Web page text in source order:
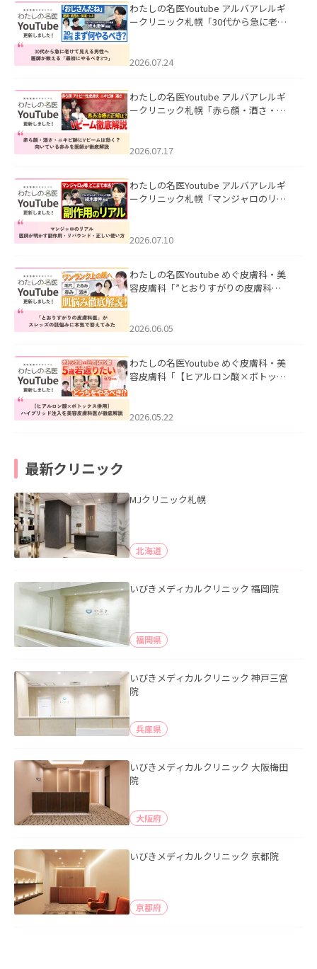
わたしの名医Youtube アルバアレルギ
ークリニック札幌「30代から急に老け
た。
2026.07.24
わたしの名医Youtube アルバアレルギ
ークリニック札幌「赤ら顔・酒さ・ニ
した。
2026.07.17
わたしの名医Youtube アルバアレルギ
ークリニック札幌「マンジャロのリア
た。
2026.07.10
わたしの名医Youtube めぐ皮膚科・美
容皮膚科「”とおりすがりの皮膚科
2026.06.05
わたしの名医Youtube めぐ皮膚科・美
容皮膚科「【ヒアルロン酸×ボトック
た。
2026.05.22
最新クリニック
MJクリニック札幌
北海道
いびきメディカルクリニック 福岡院
福岡県
いびきメディカルクリニック 神戸三宮
院
兵庫県
いびきメディカルクリニック 大阪梅田
院
大阪府
いびきメディカルクリニック 京都院
京都府